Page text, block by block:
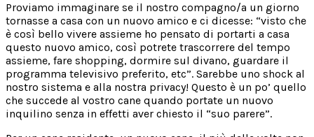
Proviamo immaginare se il nostro compagno/a un giorno
tornasse a casa con un nuovo amico e ci dicesse: “visto che
è così bello vivere assieme ho pensato di portarti a casa
questo nuovo amico, così potrete trascorrere del tempo
assieme, fare shopping, dormire sul divano, guardare il
programma televisivo preferito, etc”. Sarebbe uno shock al
nostro sistema e alla nostra privacy! Questo è un po’ quello
che succede al vostro cane quando portate un nuovo
inquilino senza in effetti aver chiesto il “suo parere”.